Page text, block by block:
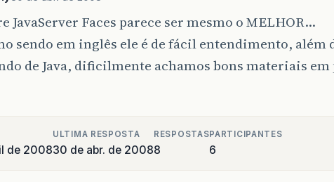
JavaServer Faces parece ser mesmo o MELHOR…
sendo em inglês ele é de fácil entendimento, além
de Java, dificilmente achamos bons materiais
de 2008
ULTIMA RESPOSTA
30 de abr. de 2008
RESPOSTAS
8
PARTICIPANTES
6